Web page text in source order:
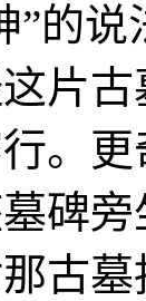
”的
片
。
碑
古